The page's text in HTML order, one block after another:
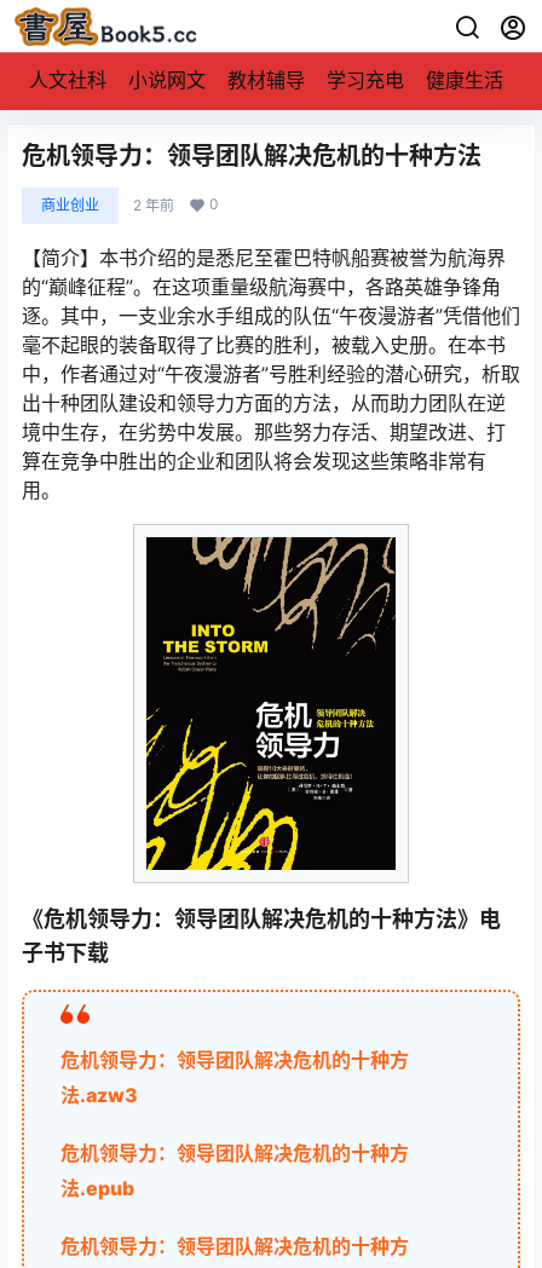
人文社科 小说网文 教材辅导 学习充电 健康生活
危机领导力：领导团队解决危机的十种方法
商业创业 2 年前 0
【简介】本书介绍的是悉尼至霍巴特帆船赛被誉为航海界
的“巅峰征程”。在这项重量级航海赛中，各路英雄争锋角
逐。其中，一支业余水手组成的队伍“午夜漫游者”凭借他们
毫不起眼的装备取得了比赛的胜利，被载入史册。在本书
中，作者通过对“午夜漫游者”号胜利经验的潜心研究，析取
出十种团队建设和领导力方面的方法，从而助力团队在逆
境中生存，在劣势中发展。那些努力存活、期望改进、打
算在竞争中胜出的企业和团队将会发现这些策略非常有
用。
《危机领导力：领导团队解决危机的十种方法》电
子书下载
危机领导力：领导团队解决危机的十种方
法.azw3
危机领导力：领导团队解决危机的十种方
法.epub
危机领导力：领导团队解决危机的十种方